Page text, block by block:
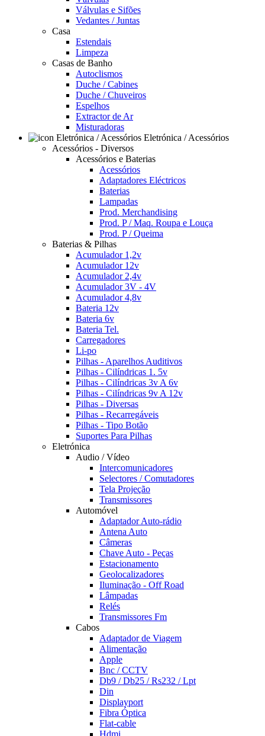
Válvulas e Sifões
Vedantes / Juntas
Casa
Estendais
Limpeza
Casas de Banho
Autoclismos
Duche / Cabines
Duche / Chuveiros
Espelhos
Extractor de Ar
Misturadoras
Eletrónica / Acessórios
Acessórios - Diversos
Acessórios e Baterias
Acessórios
Adaptadores Eléctricos
Baterias
Lampadas
Prod. Merchandising
Prod. P / Maq. Roupa e Louça
Prod. P / Queima
Baterias & Pilhas
Acumulador 1,2v
Acumulador 12v
Acumulador 2,4v
Acumulador 3V - 4V
Acumulador 4,8v
Bateria 12v
Bateria 6v
Bateria Tel.
Carregadores
Li-po
Pilhas - Aparelhos Auditivos
Pilhas - Cilíndricas 1. 5v
Pilhas - Cilíndricas 3v A 6v
Pilhas - Cilíndricas 9v A 12v
Pilhas - Diversas
Pilhas - Recarregáveis
Pilhas - Tipo Botão
Suportes Para Pilhas
Eletrónica
Audio / Vídeo
Intercomunicadores
Selectores / Comutadores
Tela Projeção
Transmissores
Automóvel
Adaptador Auto-rádio
Antena Auto
Câmeras
Chave Auto - Peças
Estacionamento
Geolocalizadores
Iluminação - Off Road
Lâmpadas
Relés
Transmissores Fm
Cabos
Adaptador de Viagem
Alimentação
Apple
Bnc / CCTV
Db9 / Db25 / Rs232 / Lpt
Din
Displayport
Fibra Óptica
Flat-cable
Hdmi